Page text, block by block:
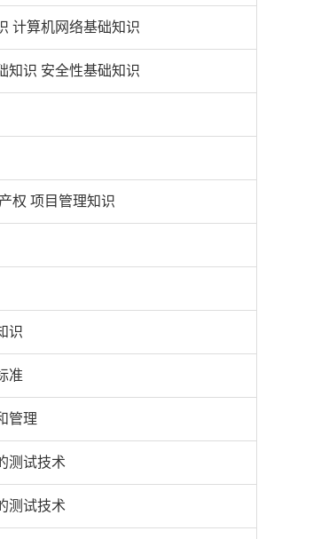
计算机网络基础知识
知识 安全性基础知识
权 项目管理知识
识
准
管理
测试技术
测试技术